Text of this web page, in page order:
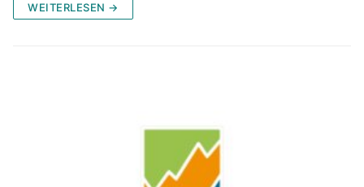
WEITERLESEN →